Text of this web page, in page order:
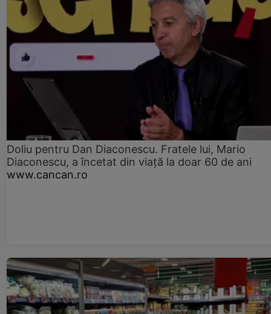
Doliu pentru Dan Diaconescu. Fratele lui, Mario
Diaconescu, a încetat din viață la doar 60 de ani
www.cancan.ro